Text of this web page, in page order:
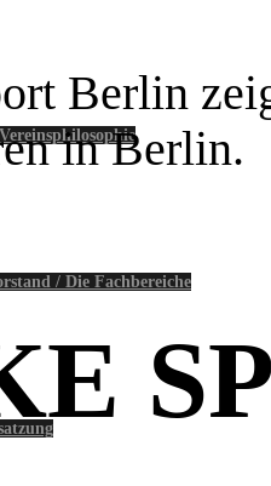
/ Die Fachbereiche
Berlin
in Berlin.